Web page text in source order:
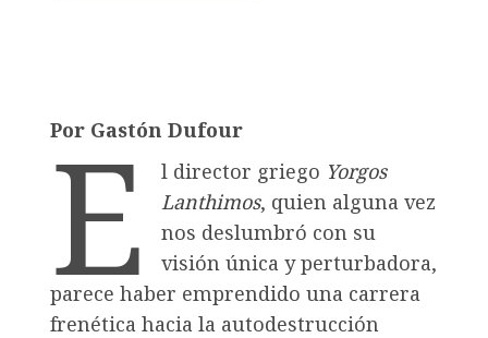
Por Gastón Dufour
E l director griego Yorgos
Lanthimos, quien alguna vez
nos deslumbró con su
visión única y perturbadora,
parece haber emprendido una carrera
frenética hacia la autodestrucción